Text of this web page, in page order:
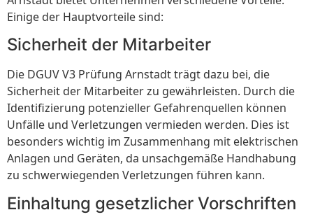
Einige der Hauptvorteile sind:
Sicherheit der Mitarbeiter
Die DGUV V3 Prüfung Arnstadt trägt dazu bei, die
Sicherheit der Mitarbeiter zu gewährleisten. Durch die
Identifizierung potenzieller Gefahrenquellen können
Unfälle und Verletzungen vermieden werden. Dies ist
besonders wichtig im Zusammenhang mit elektrischen
Anlagen und Geräten, da unsachgemäße Handhabung
zu schwerwiegenden Verletzungen führen kann.
Einhaltung gesetzlicher Vorschriften